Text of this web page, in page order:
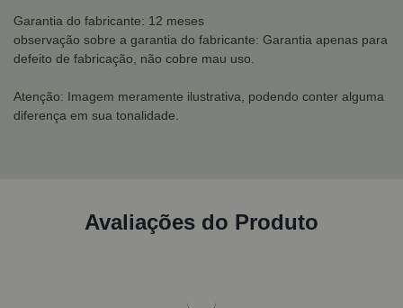
Garantia do fabricante: 12 meses
observação sobre a garantia do fabricante: Garantia apenas para
defeito de fabricação, não cobre mau uso.
Atenção: Imagem meramente ilustrativa, podendo conter alguma
diferença em sua tonalidade.
Avaliações do Produto